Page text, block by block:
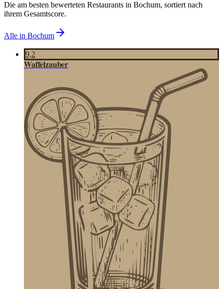
Die am besten bewerteten Restaurants in Bochum, sortiert nach
ihrem Gesamtscore.
Alle in Bochum
9,2
Waffelzauber